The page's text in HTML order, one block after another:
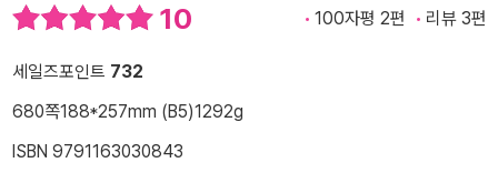
10 100자평 2편 리뷰 3편
세일즈포인트 732
680쪽188*257mm (B5)1292g
ISBN 9791163030843